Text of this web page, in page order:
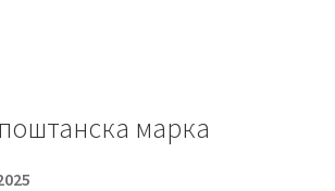
марка